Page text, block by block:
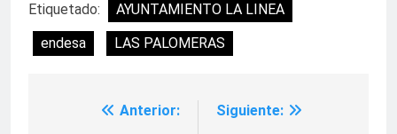
Etiquetado:
AYUNTAMIENTO LA LINEA
endesa
LAS PALOMERAS
Navegación
Anterior:
Siguiente: